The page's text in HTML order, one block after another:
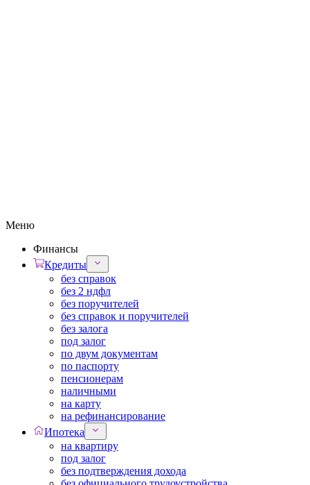
Меню
Финансы
Кредиты
без справок
без 2 ндфл
без поручителей
без справок и поручителей
без залога
под залог
по двум документам
по паспорту
пенсионерам
наличными
на карту
на рефинансирование
Ипотека
на квартиру
под залог
без подтверждения дохода